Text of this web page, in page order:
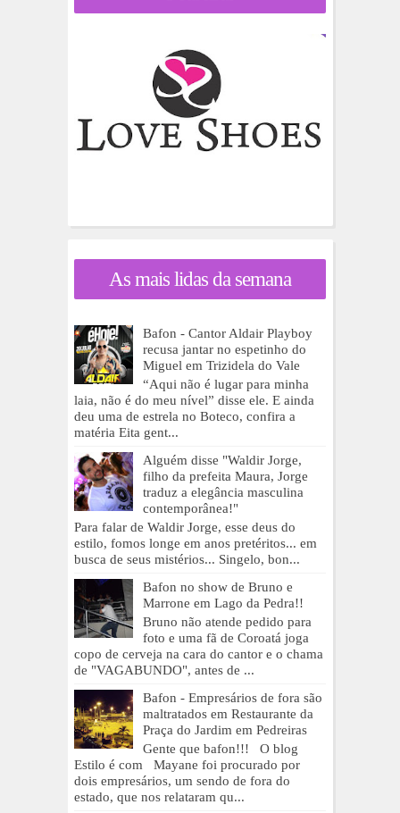
As mais lidas da semana
Bafon - Cantor Aldair Playboy
recusa jantar no espetinho do
Miguel em Trizidela do Vale
“Aqui não é lugar para minha
laia, não é do meu nível” disse ele. E ainda
deu uma de estrela no Boteco, confira a
matéria Eita gent...
Alguém disse "Waldir Jorge,
filho da prefeita Maura, Jorge
traduz a elegância masculina
contemporânea!"
Para falar de Waldir Jorge, esse deus do
estilo, fomos longe em anos pretéritos... em
busca de seus mistérios... Singelo, bon...
Bafon no show de Bruno e
Marrone em Lago da Pedra!!
Bruno não atende pedido para
foto e uma fã de Coroatá joga
copo de cerveja na cara do cantor e o chama
de "VAGABUNDO", antes de ...
Bafon - Empresários de fora são
maltratados em Restaurante da
Praça do Jardim em Pedreiras
Gente que bafon!!! O blog
Estilo é com Mayane foi procurado por
dois empresários, um sendo de fora do
estado, que nos relataram qu...